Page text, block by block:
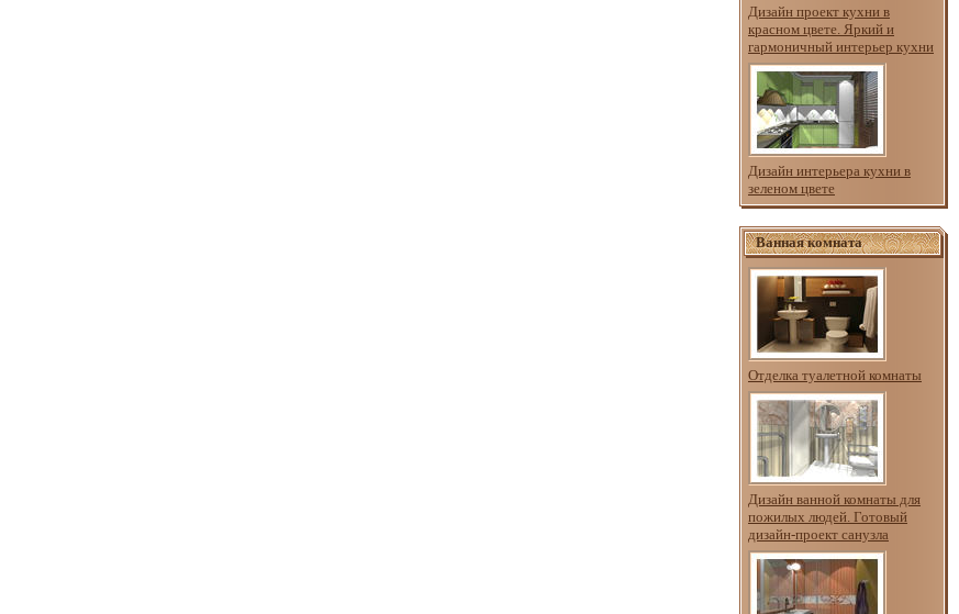
Дизайн проект кухни в
красном цвете. Яркий и
гармоничный интерьер кухни
Дизайн интерьера кухни в
зеленом цвете
Ванная комната
Отделка туалетной комнаты
Дизайн ванной комнаты для
пожилых людей. Готовый
дизайн-проект санузла